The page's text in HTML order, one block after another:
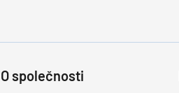
O společnosti